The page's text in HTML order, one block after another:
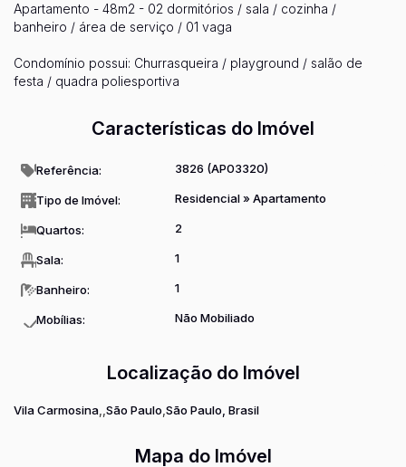
Apartamento - 48m2 - 02 dormitórios / sala / cozinha /
banheiro / área de serviço / 01 vaga
Condomínio possui: Churrasqueira / playground / salão de
festa / quadra poliesportiva
Características do Imóvel
Referência: 3826 (AP03320)
Tipo de Imóvel: Residencial» Apartamento
Quartos: 2
Sala: 1
Banheiro: 1
Mobílias: Não Mobiliado
Localização do Imóvel
Vila Carmosina São Paulo São Paulo, Brasil
Mapa do Imóvel